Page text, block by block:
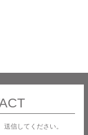
信してください。